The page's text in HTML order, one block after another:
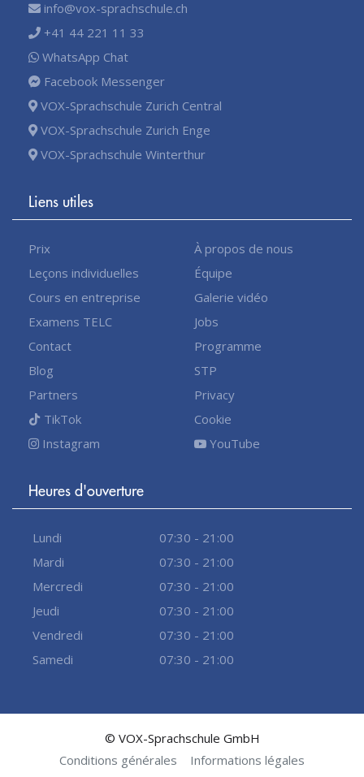
info@vox-sprachschule.ch
+41 44 221 11 33
WhatsApp Chat
Facebook Messenger
VOX-Sprachschule Zurich Central
VOX-Sprachschule Zurich Enge
VOX-Sprachschule Winterthur
Liens utiles
Prix
Leçons individuelles
Cours en entreprise
Examens TELC
Contact
Blog
Partners
TikTok
Instagram
À propos de nous
Équipe
Galerie vidéo
Jobs
Programme
STP
Privacy
Cookie
YouTube
Heures d'ouverture
Lundi
07:30 - 21:00
Mardi
07:30 - 21:00
Mercredi
07:30 - 21:00
Jeudi
07:30 - 21:00
Vendredi
07:30 - 21:00
Samedi
07:30 - 21:00
© VOX-Sprachschule GmbH
Conditions générales
Informations légales